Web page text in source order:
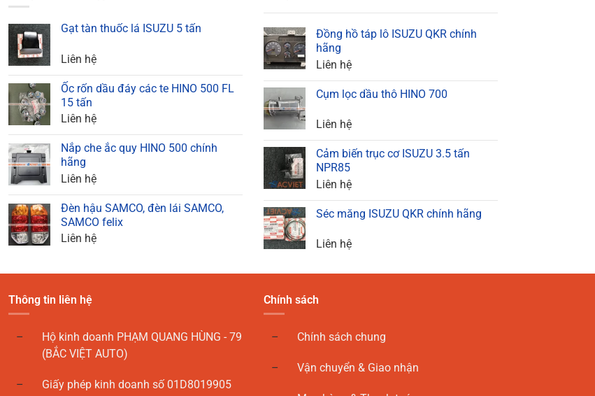
Gạt tàn thuốc lá ISUZU 5 tấn
Liên hệ
Ốc rốn dầu đáy các te HINO 500 FL
15 tấn
Liên hệ
Nắp che ắc quy HINO 500 chính
hãng
Liên hệ
Đèn hậu SAMCO, đèn lái SAMCO,
SAMCO felix
Liên hệ
Đồng hồ táp lô ISUZU QKR chính
hãng
Liên hệ
Cụm lọc dầu thô HINO 700
Liên hệ
Cảm biến trục cơ ISUZU 3.5 tấn
NPR85
Liên hệ
Séc măng ISUZU QKR chính hãng
Liên hệ
Thông tin liên hệ
Hộ kinh doanh PHẠM QUANG HÙNG - 79
(BẮC VIỆT AUTO)
Giấy phép kinh doanh số 01D8019905
Chính sách
Chính sách chung
Vận chuyển & Giao nhận